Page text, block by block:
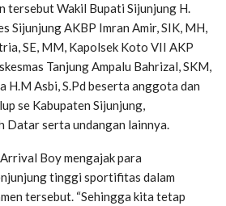
tersebut Wakil Bupati Sijunjung H.
Sijunjung AKBP Imran Amir, SIK, MH,
SE, MM, Kapolsek Koto VII AKP
Tanjung Ampalu Bahrizal, SKM,
H.M Asbi, S.Pd beserta anggota dan
se Kabupaten Sijunjung,
Datar serta undangan lainnya.
Boy mengajak para
tinggi sportifitas dalam
tersebut. “Sehingga kita tetap